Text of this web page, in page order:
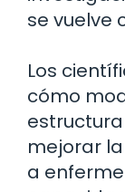
se vuelve
Los
cómo
mejorar
a